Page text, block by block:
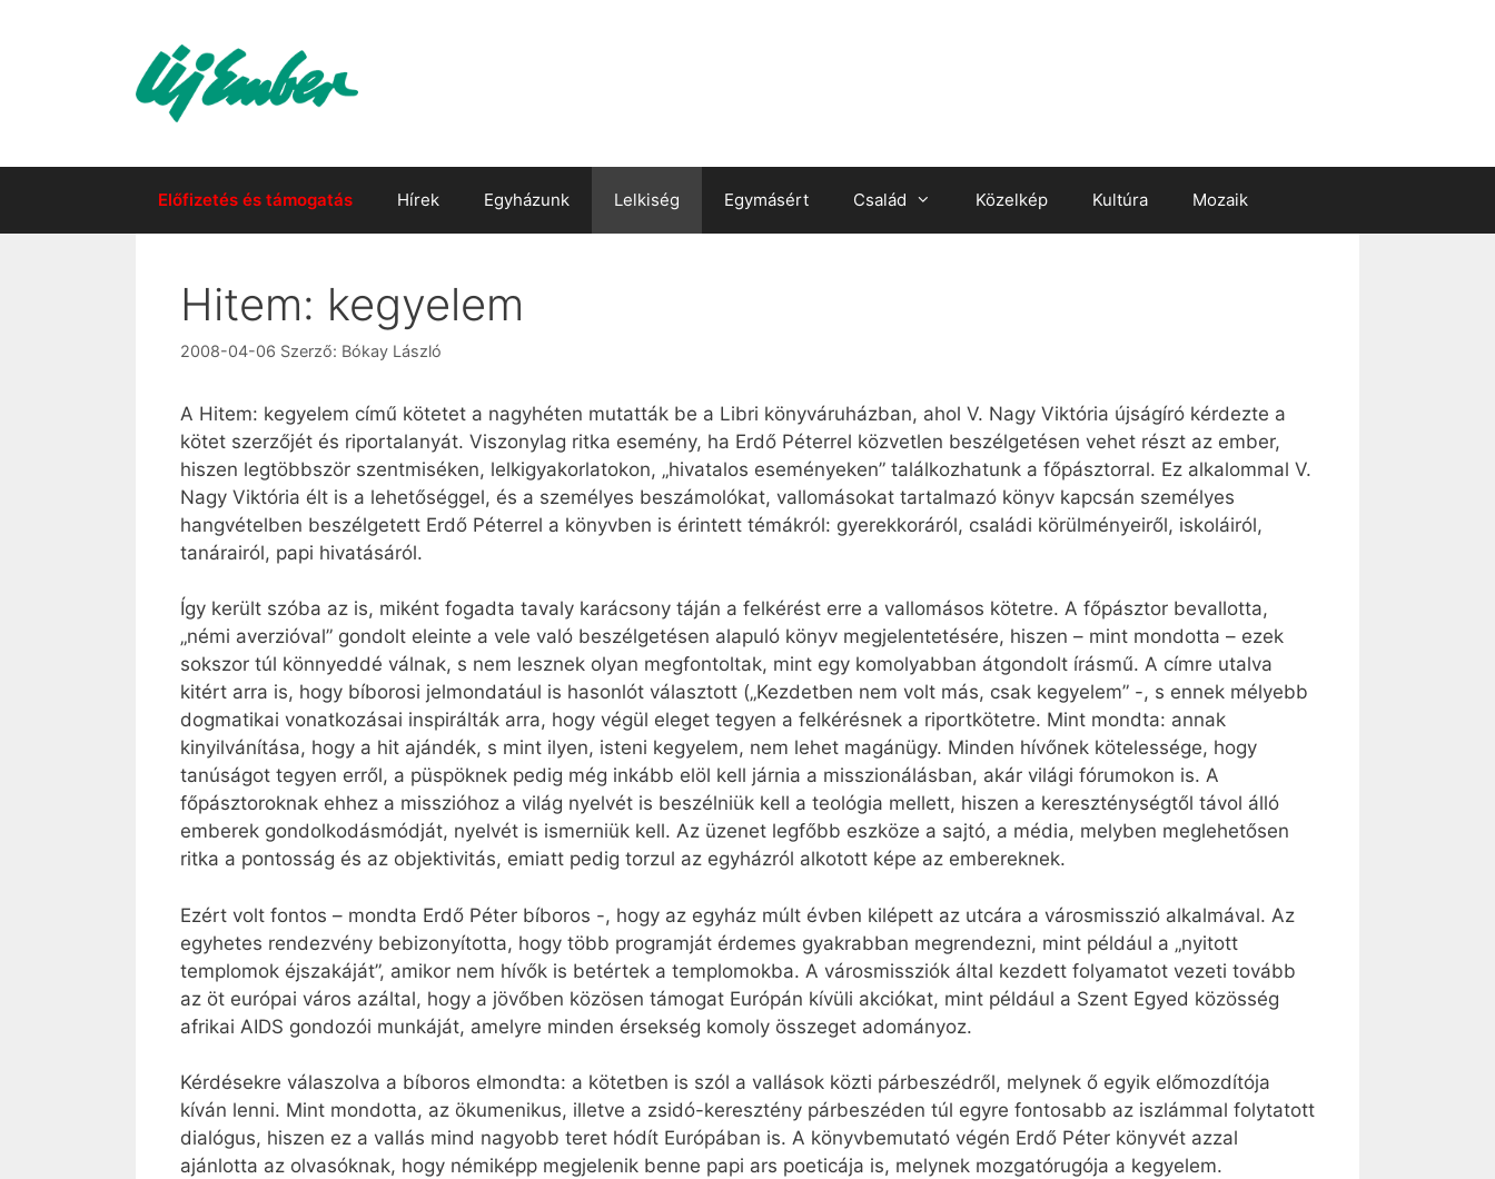
Előfizetés és támogatás Hírek Egyházunk Lelkiség Egymásért Család Közelkép Kultúra Mozaik
Hitem: kegyelem
2008-04-06 Szerző: Bókay László
A Hitem: kegyelem című kötetet a nagyhéten mutatták be a Libri könyváruházban, ahol V. Nagy Viktória újságíró kérdezte a
kötet szerzőjét és riportalanyát. Viszonylag ritka esemény, ha Erdő Péterrel közvetlen beszélgetésen vehet részt az ember,
hiszen legtöbbször szentmiséken, lelkigyakorlatokon, „hivatalos eseményeken” találkozhatunk a főpásztorral. Ez alkalommal V.
Nagy Viktória élt is a lehetőséggel, és a személyes beszámolókat, vallomásokat tartalmazó könyv kapcsán személyes
hangvételben beszélgetett Erdő Péterrel a könyvben is érintett témákról: gyerekkoráról, családi körülményeiről, iskoláiról,
tanárairól, papi hivatásáról.
Így került szóba az is, miként fogadta tavaly karácsony táján a felkérést erre a vallomásos kötetre. A főpásztor bevallotta,
„némi averzióval” gondolt eleinte a vele való beszélgetésen alapuló könyv megjelentetésére, hiszen – mint mondotta – ezek
sokszor túl könnyeddé válnak, s nem lesznek olyan megfontoltak, mint egy komolyabban átgondolt írásmű. A címre utalva
kitért arra is, hogy bíborosi jelmondatául is hasonlót választott („Kezdetben nem volt más, csak kegyelem” -, s ennek mélyebb
dogmatikai vonatkozásai inspirálták arra, hogy végül eleget tegyen a felkérésnek a riportkötetre. Mint mondta: annak
kinyilvánítása, hogy a hit ajándék, s mint ilyen, isteni kegyelem, nem lehet magánügy. Minden hívőnek kötelessége, hogy
tanúságot tegyen erről, a püspöknek pedig még inkább elöl kell járnia a misszionálásban, akár világi fórumokon is. A
főpásztoroknak ehhez a misszióhoz a világ nyelvét is beszélniük kell a teológia mellett, hiszen a kereszténységtől távol álló
emberek gondolkodásmódját, nyelvét is ismerniük kell. Az üzenet legfőbb eszköze a sajtó, a média, melyben meglehetősen
ritka a pontosság és az objektivitás, emiatt pedig torzul az egyházról alkotott képe az embereknek.
Ezért volt fontos – mondta Erdő Péter bíboros -, hogy az egyház múlt évben kilépett az utcára a városmisszió alkalmával. Az
egyhetes rendezvény bebizonyította, hogy több programját érdemes gyakrabban megrendezni, mint például a „nyitott
templomok éjszakáját”, amikor nem hívők is betértek a templomokba. A városmissziók által kezdett folyamatot vezeti tovább
az öt európai város azáltal, hogy a jövőben közösen támogat Európán kívüli akciókat, mint például a Szent Egyed közösség
afrikai AIDS gondozói munkáját, amelyre minden érsekség komoly összeget adományoz.
Kérdésekre válaszolva a bíboros elmondta: a kötetben is szól a vallások közti párbeszédről, melynek ő egyik előmozdítója
kíván lenni. Mint mondotta, az ökumenikus, illetve a zsidó-keresztény párbeszéden túl egyre fontosabb az iszlámmal folytatott
dialógus, hiszen ez a vallás mind nagyobb teret hódít Európában is. A könyvbemutató végén Erdő Péter könyvét azzal
ajánlotta az olvasóknak, hogy némiképp megjelenik benne papi ars poeticája is, melynek mozgatórugója a kegyelem.